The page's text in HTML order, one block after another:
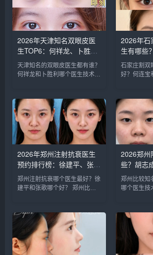
2026年天津知名双眼皮医
生TOP6：何祥龙、卜胜
利、关迪剑、邵妍、夏红
福、毕小丽:好？
天津知名的双眼皮医生都有谁？
何祥龙和卜胜利哪个医生技术比
何祥龙、卜胜利、关迪剑、邵
妍、夏红福、毕小丽，尤其何医
生和卜医生咨询和预约的最多，
据顾客...
2026年石
生有哪些
双眼皮专
名大全
石家庄割双
好？何连宝
丁庆丰、崔
马云鹏、张
个医生技术
分析下...
2026年郑州注射抗衰医生
预约排行榜：徐建平、张
歌、赵永华、张婉霞、王妍
芝、唐喜、李娟、朱怡梦哪
郑州注射抗衰哪个医生最好？徐
建平和张歌哪个好？ 郑州比较
芝、唐喜、李娟、朱怡梦。徐建
平和张歌医生是咨询和预约最多
的医生，咨询预约添加微信号：
bia...
2026郑州
些？胡志
洋、王启
做鼻子更
郑州比较知
哪个医生技
李冰等，
预约的人最
些，咨询预
bianm...